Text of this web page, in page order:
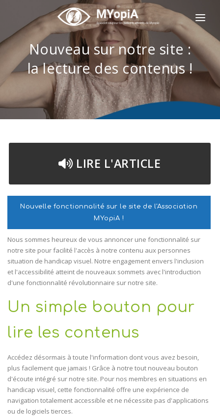
L'ASSOCIATION MYOPIA
LA MYOPIE
ILS NOUS FONT CONFIANCE
NOS SERVICES
JE DONNE / J'AIDE
J'ADÈRE GRATUITEMENT
FACEBOOK
INSTAGRAM
09 72 16 37 67
Nouveau sur notre site :
la lecture des contenus !
LIRE L'ARTICLE
Nouvelle fonctionnalité sur le site de l'Association
MYopiA !
Nous sommes heureux de vous annoncer une fonctionnalité sur
notre site pour facilité l'accès à notre contenu aux personnes
situation de handicap visuel. Notre engagement envers l'inclusion
et l'accessibilité atteint de nouveaux sommets avec l'introduction
d'une fonctionnalité révolutionnaire sur notre site.
Un simple bouton pour
lire les contenus
Accédez désormais à toute l'information dont vous avez besoin,
plus facilement que jamais ! Grâce à notre tout nouveau bouton
d'écoute intégré sur notre site. Pour nos membres en situations en
handicap visuel, cette fonctionnalité offre une expérience de
navigation totalement accessible et ne nécessite pas d'applications
ou de logiciels tierces.